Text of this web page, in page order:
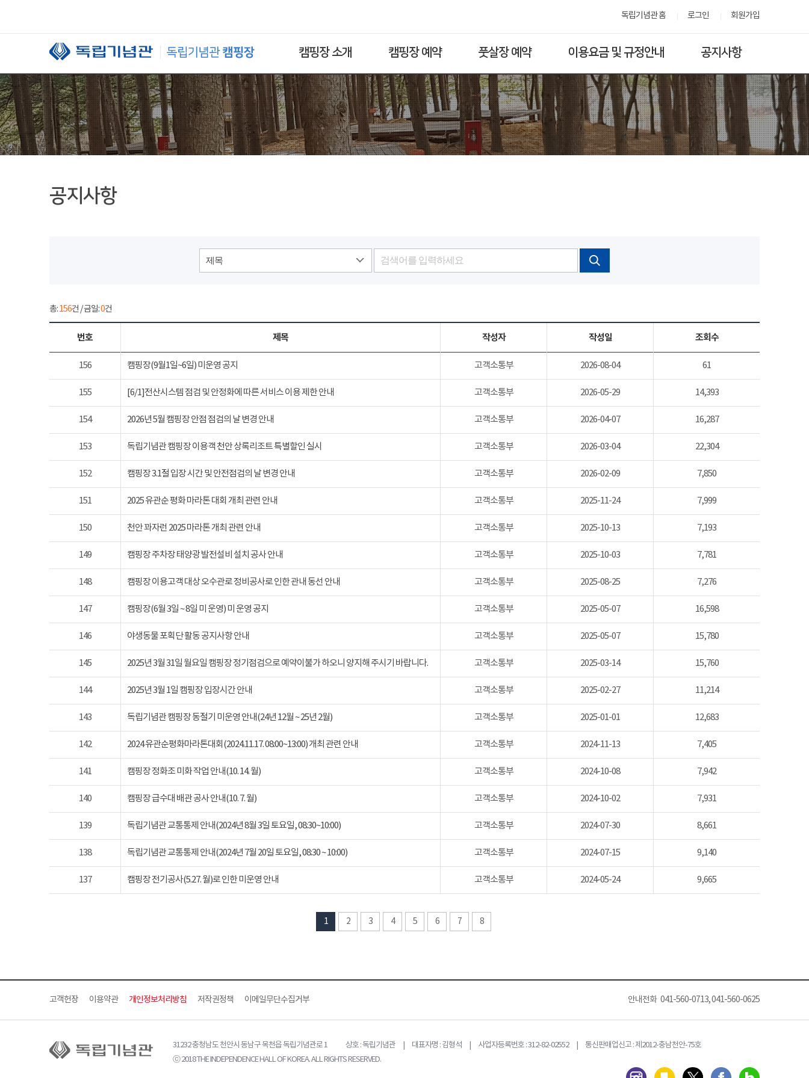
독립기념관 홈 로그인 회원가입
캠핑장 소개 캠핑장 예약 풋살장 예약 이용요금 및 규정안내 공지사항
공지사항
제목
총:156건 / 금일:0건
번호 제목 작성자 작성일 조회수
156 캠핑장(9월1일~6일) 미운영 공지 고객소통부 2026-08-04 61
155 [6/1]전산시스템 점검 및 안정화에 따른 서비스 이용 제한 안내 고객소통부 2026-05-29 14,393
154 2026년 5월 캠핑장 안점 점검의 날 변경 안내 고객소통부 2026-04-07 16,287
153 독립기념관 캠핑장 이용객 천안 상록리조트 특별할인 실시 고객소통부 2026-03-04 22,304
152 캠핑장 3.1절 입장 시간 및 안전점검의 날 변경 안내 고객소통부 2026-02-09 7,850
151 2025 유관순 평화 마라톤 대회 개최 관련 안내 고객소통부 2025-11-24 7,999
150 천안 꽈자런 2025 마라톤 개최 관련 안내 고객소통부 2025-10-13 7,193
149 캠핑장 주차장 태양광 발전설비 설치 공사 안내 고객소통부 2025-10-03 7,781
148 캠핑장 이용고객 대상 오수관로 정비공사로 인한 관내 동선 안내 고객소통부 2025-08-25 7,276
147 캠핑장(6월 3일 ~ 8일 미 운영) 미 운영 공지 고객소통부 2025-05-07 16,598
146 야생동물 포획단 활동 공지사항 안내 고객소통부 2025-05-07 15,780
145 2025년 3월 31일 월요일 캠핑장 정기점검으로 예약이불가 하오니 양지해 주시기 바랍니다. 고객소통부 2025-03-14 15,760
144 2025년 3월 1일 캠핑장 입장시간 안내 고객소통부 2025-02-27 11,214
143 독립기념관 캠핑장 동절기 미운영 안내(24년 12월 ~ 25년 2월) 고객소통부 2025-01-01 12,683
142 2024 유관순평화마라톤대회(2024.11.17. 08:00~13:00) 개최 관련 안내 고객소통부 2024-11-13 7,405
141 캠핑장 정화조 미화 작업 안내(10. 14. 월) 고객소통부 2024-10-08 7,942
140 캠핑장 급수대 배관 공사 안내(10. 7. 월) 고객소통부 2024-10-02 7,931
139 독립기념관 교통통제 안내(2024년 8월 3일 토요일, 08:30~10:00) 고객소통부 2024-07-30 8,661
138 독립기념관 교통통제 안내(2024년 7월 20일 토요일, 08:30 ~ 10:00) 고객소통부 2024-07-15 9,140
137 캠핑장 전기공사(5.27. 월)로 인한 미운영 안내 고객소통부 2024-05-24 9,665
1 2 3 4 5 6 7 8
고객헌장 이용약관 개인정보처리방침 저작권정책 이메일무단수집거부 안내전화 041-560-0713, 041-560-0625
31232 충청남도 천안시 동남구 목천읍 독립기념관로 1
상호 : 독립기념관 | 대표자명 : 김형석 | 사업자등록번호 : 312-82-02552 | 통신판매업신고 : 제2012-충남천안-75호
ⓒ 2018 THE INDEPENDENCE HALL OF KOREA. ALL RIGHTS RESERVED.